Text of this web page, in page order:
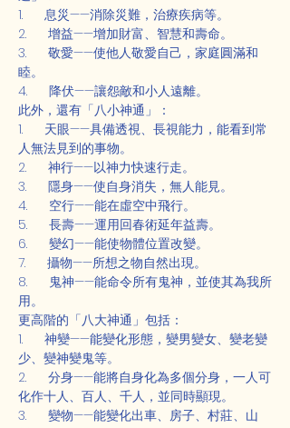
1.      息災——消除災難，治療疾病等。
2.      增益——增加財富、智慧和壽命。
3.      敬愛——使他人敬愛自己，家庭圓滿和
睦。
4.      降伏——讓怨敵和小人遠離。
此外，還有「八小神通」：
1.      天眼——具備透視、長視能力，能看到常
人無法見到的事物。
2.      神行——以神力快速行走。
3.      隱身——使自身消失，無人能見。
4.      空行——能在虛空中飛行。
5.      長壽——運用回春術延年益壽。
6.      變幻——能使物體位置改變。
7.      攝物——所想之物自然出現。
8.      鬼神——能命令所有鬼神，並使其為我所
用。
更高階的「八大神通」包括：
1.      神變——能變化形態，變男變女、變老變
少、變神變鬼等。
2.      分身——能將自身化為多個分身，一人可
化作十人、百人、千人，並同時顯現。
3.      變物——能變化出車、房子、村莊、山